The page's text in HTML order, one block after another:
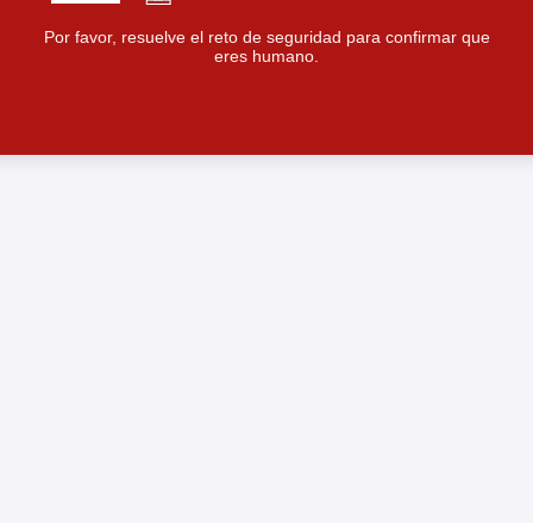
Por favor, resuelve el reto de seguridad para confirmar que
eres humano.